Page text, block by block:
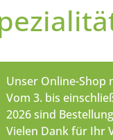
Unser Online-Shop
Vom 3. bis
2026 sind
Vielen Dank für Ihr